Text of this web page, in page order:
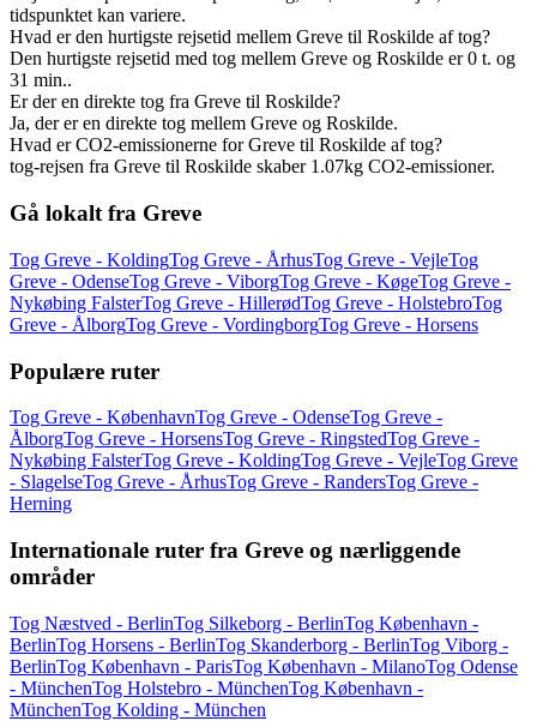
tidspunktet kan variere.
Hvad er den hurtigste rejsetid mellem Greve til Roskilde af tog?
Den hurtigste rejsetid med tog mellem Greve og Roskilde er 0 t. og
31 min..
Er der en direkte tog fra Greve til Roskilde?
Ja, der er en direkte tog mellem Greve og Roskilde.
Hvad er CO2-emissionerne for Greve til Roskilde af tog?
tog-rejsen fra Greve til Roskilde skaber 1.07kg CO2-emissioner.
Gå lokalt fra Greve
Tog Greve - KoldingTog Greve - ÅrhusTog Greve - VejleTog
Greve - OdenseTog Greve - ViborgTog Greve - KøgeTog Greve -
Nykøbing FalsterTog Greve - HillerødTog Greve - HolstebroTog
Greve - ÅlborgTog Greve - VordingborgTog Greve - Horsens
Populære ruter
Tog Greve - KøbenhavnTog Greve - OdenseTog Greve -
ÅlborgTog Greve - HorsensTog Greve - RingstedTog Greve -
Nykøbing FalsterTog Greve - KoldingTog Greve - VejleTog Greve
- SlagelseTog Greve - ÅrhusTog Greve - RandersTog Greve -
Herning
Internationale ruter fra Greve og nærliggende
områder
Tog Næstved - BerlinTog Silkeborg - BerlinTog København -
BerlinTog Horsens - BerlinTog Skanderborg - BerlinTog Viborg -
BerlinTog København - ParisTog København - MilanoTog Odense
- MünchenTog Holstebro - MünchenTog København -
MünchenTog Kolding - München